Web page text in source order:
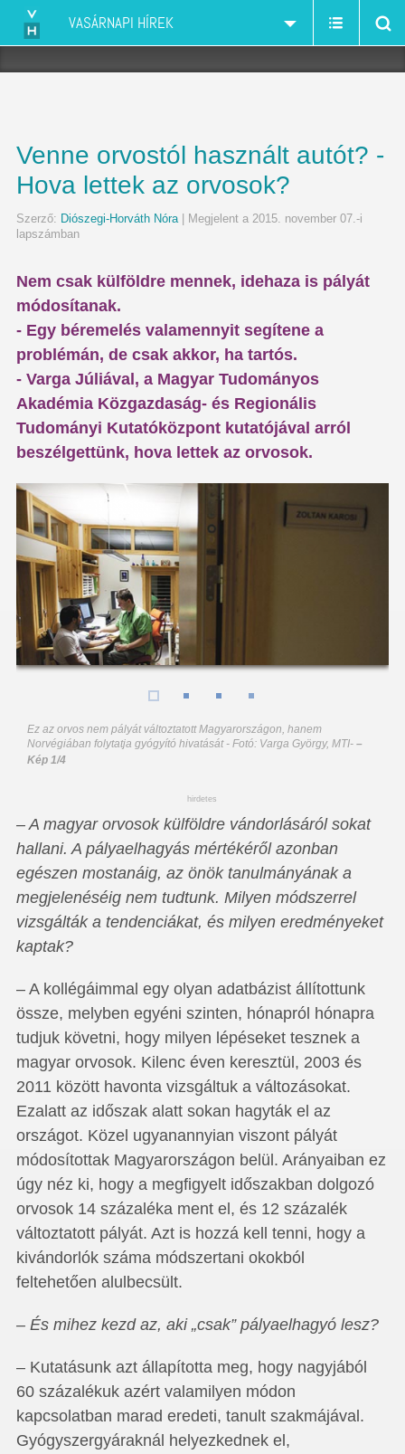
VASÁRNAPI HÍREK
Venne orvostól használt autót? -
Hova lettek az orvosok?
Szerző: Diószegi-Horváth Nóra| Megjelent a 2015. november 07.-i
lapszámban
Nem csak külföldre mennek, idehaza is pályát
módosítanak.
- Egy béremelés valamennyit segítene a
problémán, de csak akkor, ha tartós.
- Varga Júliával, a Magyar Tudományos
Akadémia Közgazdaság- és Regionális
Tudományi Kutatóközpont kutatójával arról
beszélgettünk, hova lettek az orvosok.
Ez az orvos nem pályát változtatott Magyarországon, hanem
Norvégiában folytatja gyógyító hivatását - Fotó: Varga György, MTI-–
Kép 1/4
hirdetes
– A magyar orvosok külföldre vándorlásáról sokat
hallani. A pályaelhagyás mértékéről azonban
egészen mostanáig, az önök tanulmányának a
megjelenéséig nem tudtunk. Milyen módszerrel
vizsgálták a tendenciákat, és milyen eredményeket
kaptak?
– A kollégáimmal egy olyan adatbázist állítottunk
össze, melyben egyéni szinten, hónapról hónapra
tudjuk követni, hogy milyen lépéseket tesznek a
magyar orvosok. Kilenc éven keresztül, 2003 és
2011 között havonta vizsgáltuk a változásokat.
Ezalatt az időszak alatt sokan hagyták el az
országot. Közel ugyanannyian viszont pályát
módosítottak Magyarországon belül. Arányaiban ez
úgy néz ki, hogy a megfigyelt időszakban dolgozó
orvosok 14 százaléka ment el, és 12 százalék
változtatott pályát. Azt is hozzá kell tenni, hogy a
kivándorlók száma módszertani okokból
feltehetően alulbecsült.
– És mihez kezd az, aki „csak” pályaelhagyó lesz?
– Kutatásunk azt állapította meg, hogy nagyjából
60 százalékuk azért valamilyen módon
kapcsolatban marad eredeti, tanult szakmájával.
Gyógyszergyáraknál helyezkednek el,